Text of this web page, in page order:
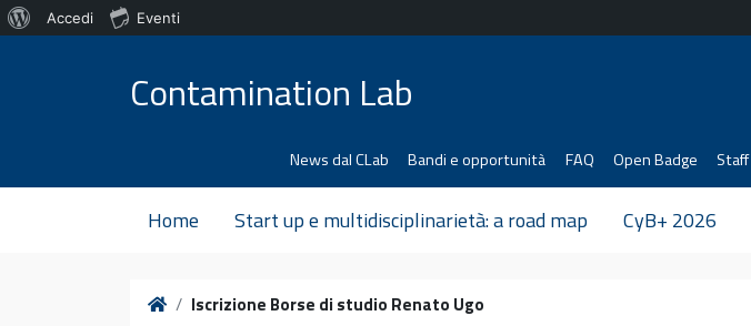
Contamination Lab
News dal CLab Bandi e opportunità FAQ Open Badge Staff
Home Start up e multidisciplinarietà: a road map CyB+ 2026
HomeIscrizione Borse di studio Renato Ugo
Informazioni
Accedi Eventi